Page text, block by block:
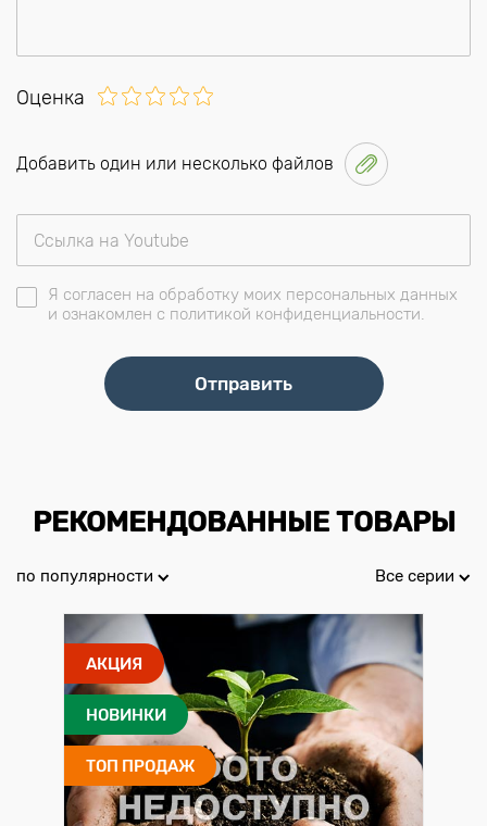
Оценка
Добавить один или несколько файлов
Я согласен на обработку моих персональных данных
и ознакомлен с политикой конфиденциальности.
РЕКОМЕНДОВАННЫЕ ТОВАРЫ
по популярности Все серии
АКЦИЯ
НОВИНКИ
ТОП ПРОДАЖ